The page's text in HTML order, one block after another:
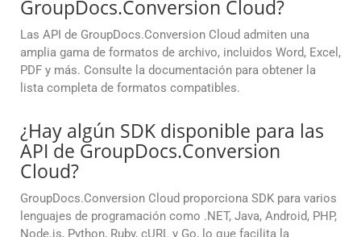
GroupDocs.Conversion Cloud?
Las API de GroupDocs.Conversion Cloud admiten una
amplia gama de formatos de archivo, incluidos Word, Excel,
PDF y más. Consulte la documentación para obtener la
lista completa de formatos compatibles.
¿Hay algún SDK disponible para las
API de GroupDocs.Conversion
Cloud?
GroupDocs.Conversion Cloud proporciona SDK para varios
lenguajes de programación como .NET, Java, Android, PHP,
Node.js, Python, Ruby, cURL y Go, lo que facilita la